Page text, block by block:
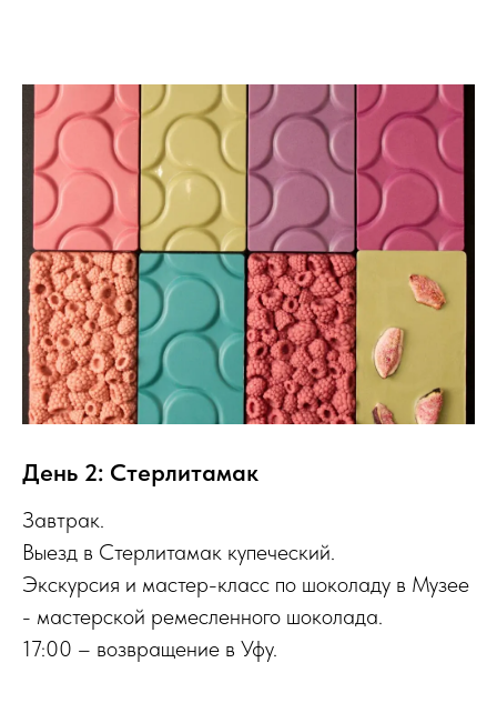
День 2: Стерлитамак
Завтрак.
Выезд в Стерлитамак купеческий.
Экскурсия и мастер-класс по шоколаду в Музее
- мастерской ремесленного шоколада.
17:00 – возвращение в Уфу.